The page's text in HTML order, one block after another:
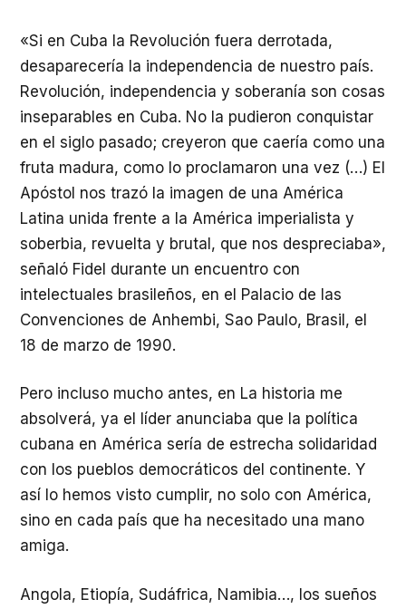
«Si en Cuba la Revolución fuera derrotada,
desaparecería la independencia de nuestro país.
Revolución, independencia y soberanía son cosas
inseparables en Cuba. No la pudieron conquistar
en el siglo pasado; creyeron que caería como una
fruta madura, como lo proclamaron una vez (…) El
Apóstol nos trazó la imagen de una América
Latina unida frente a la América imperialista y
soberbia, revuelta y brutal, que nos despreciaba»,
señaló Fidel durante un encuentro con
intelectuales brasileños, en el Palacio de las
Convenciones de Anhembi, Sao Paulo, Brasil, el
18 de marzo de 1990.
Pero incluso mucho antes, en La historia me
absolverá, ya el líder anunciaba que la política
cubana en América sería de estrecha solidaridad
con los pueblos democráticos del continente. Y
así lo hemos visto cumplir, no solo con América,
sino en cada país que ha necesitado una mano
amiga.
Angola, Etiopía, Sudáfrica, Namibia…, los sueños